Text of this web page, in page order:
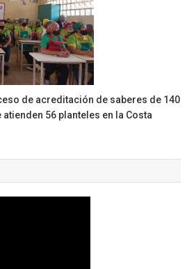
de acreditación de saberes de 140
56 planteles en la Costa